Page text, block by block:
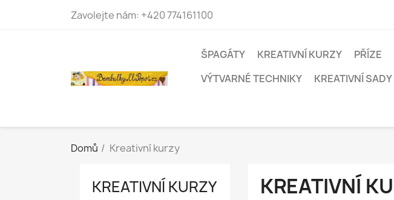
Zavolejte nám: +420 774161100
ŠPAGÁTY KREATIVNÍ KURZY PŘÍZE
VÝTVARNÉ TECHNIKY
KREATIVNÍ SADY
Domů Kreativní kurzy
KREATIVNÍ KURZY KREATIVNÍ